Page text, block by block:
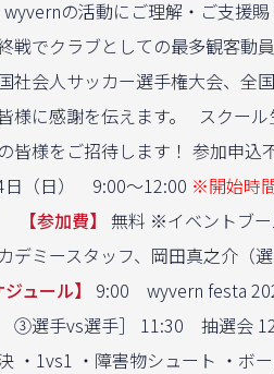
wyvernの活動にご理解・ご支援
戦でクラブとしての最多観客動
社会人サッカー選手権大会、全
様に感謝を伝えます。 スクー
皆様をご招待します！ 参加申
日（日） 9:00〜12:00 ※開始時
【参加費】
無料 ※イベントブ
デミースタッフ、岡田真之介（
ュール】
9:00 wyvern festa
③選手vs選手］ 11:30 抽選会
・1vs1 ・障害物シュート ・ボ